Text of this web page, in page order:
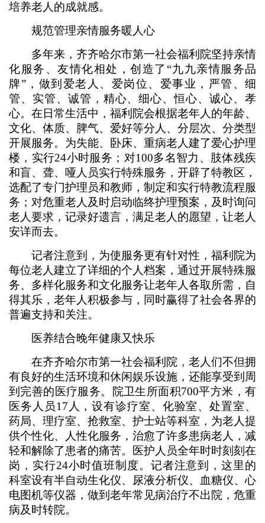
培养老人的成就感。
规范管理亲情服务暖人心
多年来，齐齐哈尔市第一社会福利院坚持亲情
化服务、友情化相处，创造了“九九亲情服务品
牌”，做到爱老人、爱岗位、爱事业，严管、细
管、实管、诚管，精心、细心、恒心、诚心、孝
心。在日常生活中，福利院会根据老年人的年龄、
文化、体质、脾气、爱好等分人、分层次、分类型
开展服务。为失能、卧床、重病老人建了爱心护理
楼，实行24小时服务；对100多名智力、肢体残疾
和盲、聋、哑人员实行特殊服务，开辟了特教区，
选配了专门护理员和教师，制定和实行特教流程服
务；对危重老人及时启动临终护理预案，及时询问
老人要求，记录好遗言，满足老人的愿望，让老人
安详而去。
记者注意到，为使服务更有针对性，福利院为
每位老人建立了详细的个人档案，通过开展特殊服
务、多样化服务和文化服务让老年人各取所需，自
得其乐，老年人积极参与，同时赢得了社会各界的
普遍支持和关注。
医养结合晚年健康又快乐
在齐齐哈尔市第一社会福利院，老人们不但拥
有良好的生活环境和休闲娱乐设施，还能享受到周
到完善的医疗服务。院卫生所面积700平方米，有
医务人员17人，设有诊疗室、化验室、处置室、
药局、理疗室、抢救室、护士站等科室，为老人提
供个性化、人性化服务，治愈了许多患病老人，减
轻和解除了患者的痛苦。医护人员全年时时刻刻在
岗，实行24小时值班制度。记者注意到，这里的
科室设有半自动生化仪、尿液分析仪、血糖仪、心
电图机等仪器，做到老年常见病治疗不出院，危重
病及时转院。